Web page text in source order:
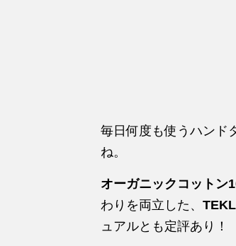
毎日何度も使うハンド
ね。
オーガニックコットン
わりを両立した、
ュアルとも定評あり！